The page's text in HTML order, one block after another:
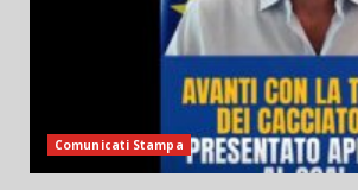
Comunicati Stampa